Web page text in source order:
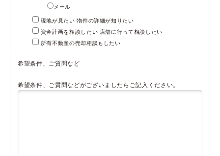
メール
現地が見たい 物件の詳細が知りたい
資金計画を相談したい 店舗に行って相談したい
所有不動産の売却相談もしたい
希望条件、ご質問など
希望条件、ご質問などがございましたらご記入ください。